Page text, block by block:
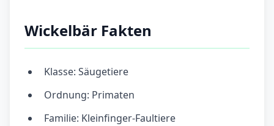
Wickelbär Fakten
Klasse: Säugetiere
Ordnung: Primaten
Familie: Kleinfinger-Faultiere